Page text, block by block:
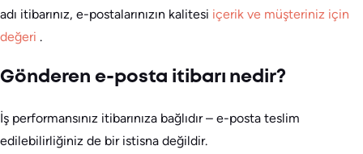
adı itibarınız, e-postalarınızın kalitesi içerik ve müşteriniz için
değeri .
Gönderen e-posta itibarı nedir?
İş performansınız itibarınıza bağlıdır – e-posta teslim
edilebilirliğiniz de bir istisna değildir.